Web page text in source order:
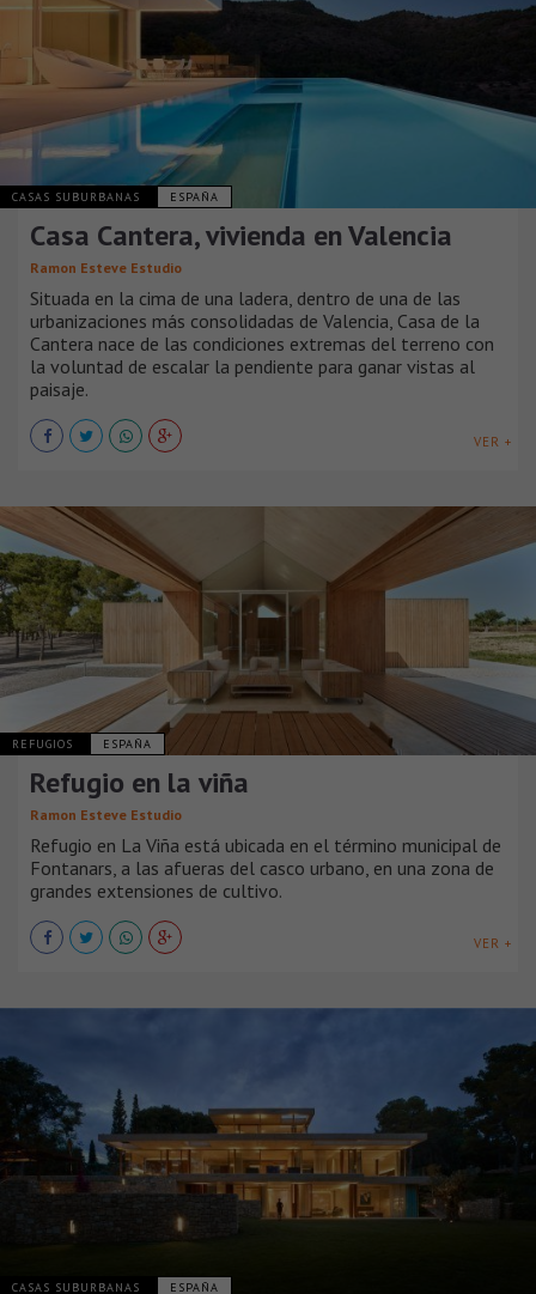
CASAS SUBURBANAS ESPAÑA
Casa Cantera, vivienda en Valencia
Ramon Esteve Estudio
Situada en la cima de una ladera, dentro de una de las
urbanizaciones más consolidadas de Valencia, Casa de la
Cantera nace de las condiciones extremas del terreno con
la voluntad de escalar la pendiente para ganar vistas al
paisaje.
VER +
REFUGIOS ESPAÑA
Refugio en la viña
Ramon Esteve Estudio
Refugio en La Viña está ubicada en el término municipal de
Fontanars, a las afueras del casco urbano, en una zona de
grandes extensiones de cultivo.
VER +
CASAS SUBURBANAS ESPAÑA